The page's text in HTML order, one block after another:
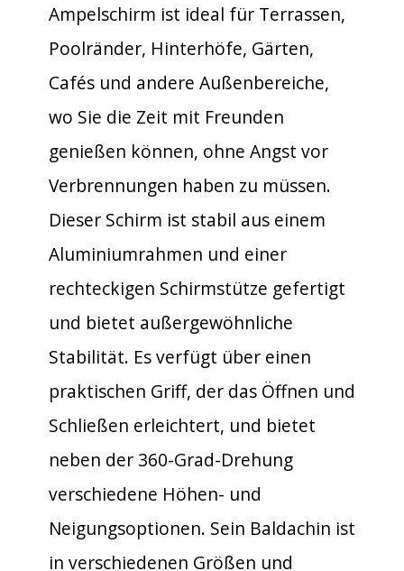
Ampelschirm ist ideal für Terrassen,
Poolränder, Hinterhöfe, Gärten,
Cafés und andere Außenbereiche,
wo Sie die Zeit mit Freunden
genießen können, ohne Angst vor
Verbrennungen haben zu müssen.
Dieser Schirm ist stabil aus einem
Aluminiumrahmen und einer
rechteckigen Schirmstütze gefertigt
und bietet außergewöhnliche
Stabilität. Es verfügt über einen
praktischen Griff, der das Öffnen und
Schließen erleichtert, und bietet
neben der 360-Grad-Drehung
verschiedene Höhen- und
Neigungsoptionen. Sein Baldachin ist
in verschiedenen Größen und